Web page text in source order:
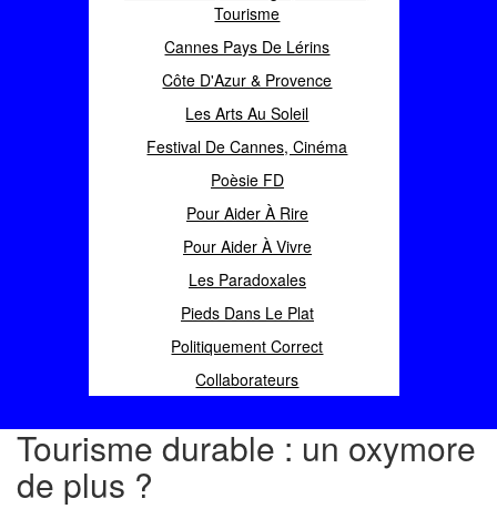
Tourisme
Cannes Pays De Lérins
Côte D'Azur & Provence
Les Arts Au Soleil
Festival De Cannes, Cinéma
Poèsie FD
Pour Aider À Rire
Pour Aider À Vivre
Les Paradoxales
Pieds Dans Le Plat
Politiquement Correct
Collaborateurs
Tourisme durable : un oxymore
de plus ?